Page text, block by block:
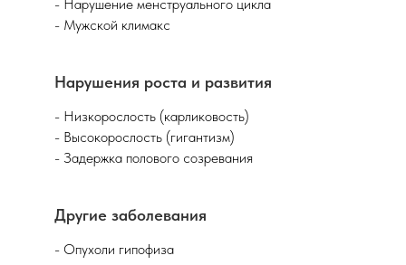
- Нарушение менструального цикла
- Мужской климакс
Нарушения роста и развития
- Низкорослость (карликовость)
- Высокорослость (гигантизм)
- Задержка полового созревания
Другие заболевания
- Опухоли гипофиза